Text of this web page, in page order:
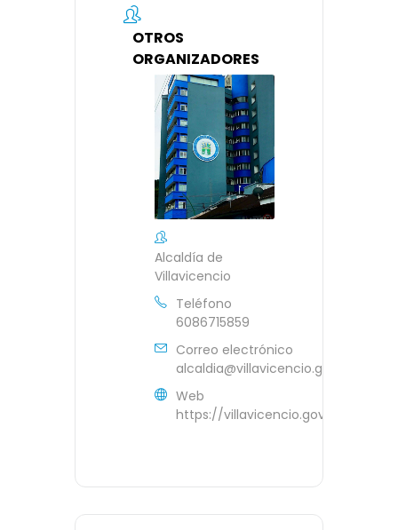
OTROS
ORGANIZADORES
Alcaldía de
Villavicencio
Teléfono
6086715859
Correo electrónico
alcaldia@villavicencio.gov.co
Web
https://villavicencio.gov.co/